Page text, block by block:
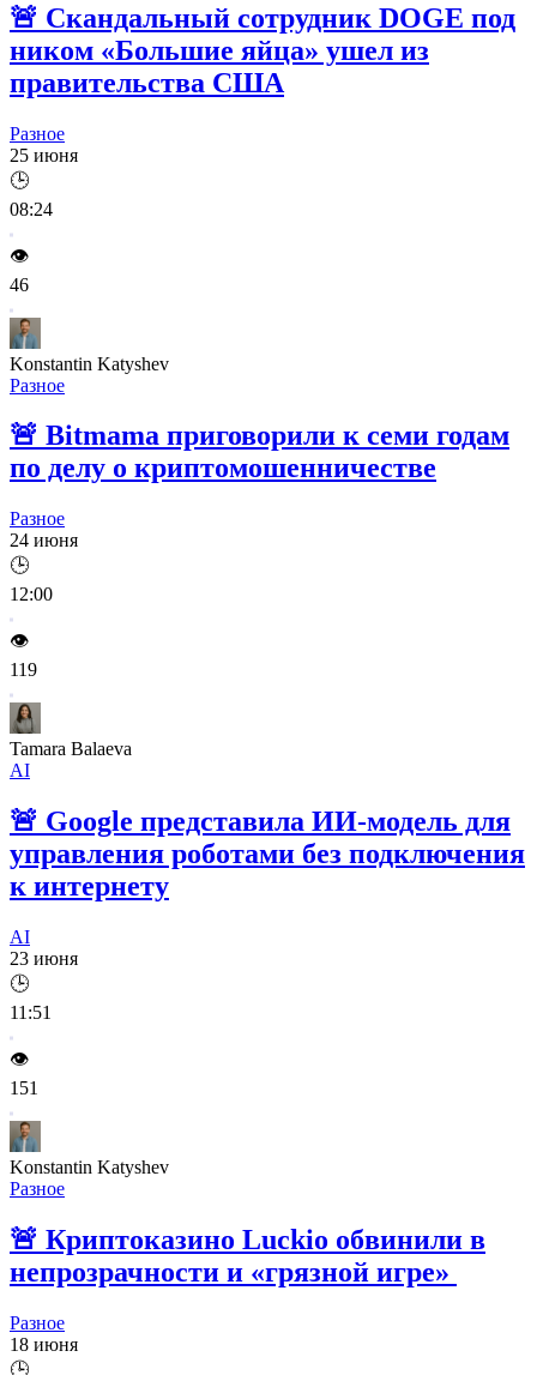
🚨 Скандальный сотрудник DOGE под
ником «Большие яйца» ушел из
правительства США
Разное
25 июня
🕒
08:24
👁️
46
Konstantin Katyshev
Разное
🚨 Bitmama приговорили к семи годам
по делу о криптомошенничестве
Разное
24 июня
🕒
12:00
👁️
119
Tamara Balaeva
AI
🚨 Google представила ИИ-модель для
управления роботами без подключения
к интернету
AI
23 июня
🕒
11:51
👁️
151
Konstantin Katyshev
Разное
🚨 Криптоказино Luckio обвинили в
непрозрачности и «грязной игре»
Разное
18 июня
🕒